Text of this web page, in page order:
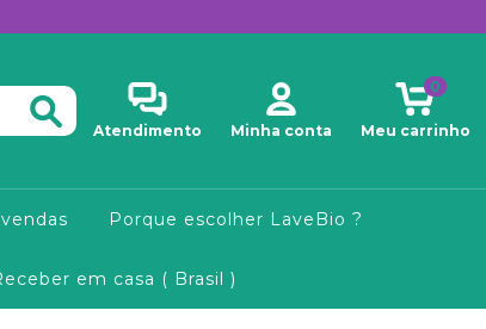
Atendimento Minha conta Meu carrinho
0
Porque escolher LaveBio ?
em casa ( Brasil )